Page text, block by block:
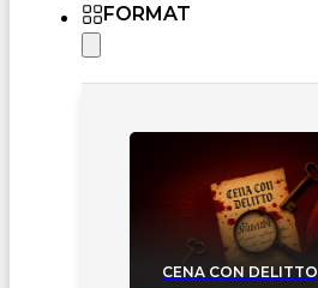
FORMAT
CENA CON DELITTO